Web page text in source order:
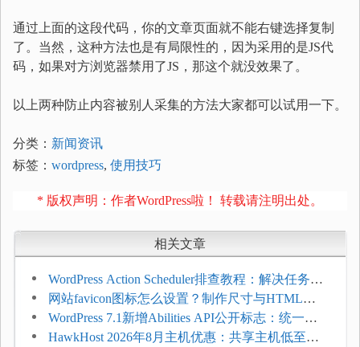
通过上面的这段代码，你的文章页面就不能右键选择复制
了。当然，这种方法也是有局限性的，因为采用的是JS代
码，如果对方浏览器禁用了JS，那这个就没效果了。
以上两种防止内容被别人采集的方法大家都可以试用一下。
分类： 新闻资讯
标签： wordpress, 使用技巧
* 版权声明：作者WordPress啦！ 转载请注明出处。
相关文章
WordPress Action Scheduler排查教程：解决任务积
压和订单延迟
网站favicon图标怎么设置？制作尺寸与HTML添
加方法
WordPress 7.1新增Abilities API公开标志：统一支
持REST API、MCP与AI代理
HawkHost 2026年8月主机优惠：共享主机低至